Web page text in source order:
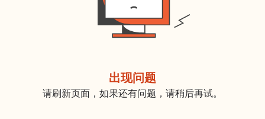
出现问题
请刷新页面，如果还有问题，请稍后再试。